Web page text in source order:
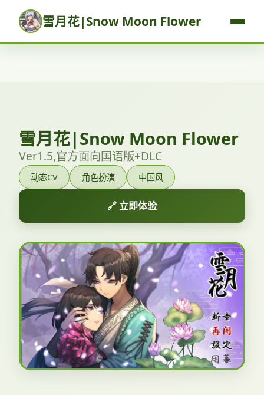
雪月花|Snow Moon Flower
雪月花|Snow Moon Flower
Ver1.5,官方面向国语版+DLC
动态CV 角色扮演 中国风
🔗 立即体验